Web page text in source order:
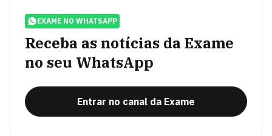
EXAME NO WHATSAPP
Receba as notícias da Exame
no seu WhatsApp
Entrar no canal da Exame